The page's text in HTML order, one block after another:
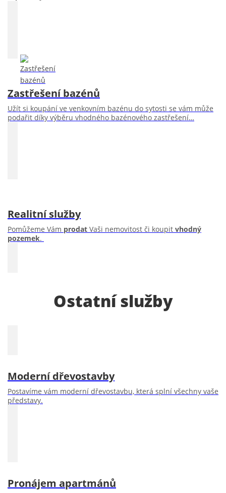
Zastřešení bazénů
Užít si koupání ve venkovním bazénu do sytosti se vám může
podařit díky výběru vhodného bazénového zastřešení…
Realitní služby
Pomůžeme Vám prodat Vaši nemovitost či koupit vhodný
pozemek.
Ostatní služby
Moderní dřevostavby
Postavíme vám moderní dřevostavbu, která splní všechny vaše
představy.
Pronájem apartmánů